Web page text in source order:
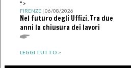
">
FIRENZE| 06/08/2026
Nel futuro degli Uffizi. Tra due
anni la chiusura dei lavori
LEGGI TUTTO >